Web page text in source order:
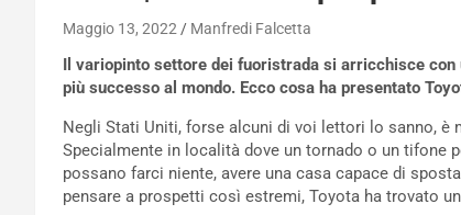
Maggio 13, 2022 Manfredi Falcetta
Il variopinto settore dei fuoristrada si arricchisce
più successo al mondo. Ecco cosa ha presentato
Negli Stati Uniti, forse alcuni di voi lettori lo sanno, è
Specialmente in località dove un tornado o un tifone
possano farci niente, avere una casa capace di
pensare a prospetti così estremi, Toyota ha trovato